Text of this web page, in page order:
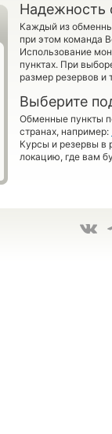
Надежность
Каждый из
при этом команда
Использование
пунктах. При
размер резервов и
Выберите
Обменные пункты
странах, например:
Курсы и резервы в
локацию, где вам